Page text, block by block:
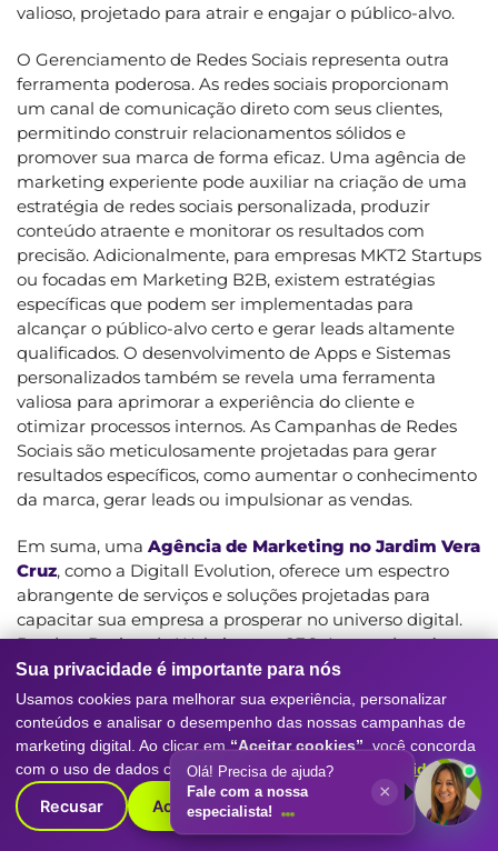
valioso, projetado para atrair e engajar o público-alvo.
O Gerenciamento de Redes Sociais representa outra
ferramenta poderosa. As redes sociais proporcionam
um canal de comunicação direto com seus clientes,
permitindo construir relacionamentos sólidos e
promover sua marca de forma eficaz. Uma agência de
marketing experiente pode auxiliar na criação de uma
estratégia de redes sociais personalizada, produzir
conteúdo atraente e monitorar os resultados com
precisão. Adicionalmente, para empresas MKT2 Startups
ou focadas em Marketing B2B, existem estratégias
específicas que podem ser implementadas para
alcançar o público-alvo certo e gerar leads altamente
qualificados. O desenvolvimento de Apps e Sistemas
personalizados também se revela uma ferramenta
valiosa para aprimorar a experiência do cliente e
otimizar processos internos. As Campanhas de Redes
Sociais são meticulosamente projetadas para gerar
resultados específicos, como aumentar o conhecimento
da marca, gerar leads ou impulsionar as vendas.
Em suma, uma Agência de Marketing no Jardim Vera
Cruz, como a Digitall Evolution, oferece um espectro
abrangente de serviços e soluções projetadas para
capacitar sua empresa a prosperar no universo digital.
Desde o Design de Websites e o SEO Avançado até o
Inbound Marketing e o Gerenciamento de Redes
Sociais, possuímos as ferramentas e a expertise
necessárias para impulsionar seu negócio rumo ao
sucesso. Não permita que o tempo e as oportunidades
escorram por entre seus dedos. Entre em contato com a
Digitall Evolution hoje mesmo e descubra como
podemos revolucionar sua presença online e atrair um
fluxo constante de novos clientes para o seu negócio! A
Sua privacidade é importante para nós
Usamos cookies para melhorar sua experiência, personalizar
conteúdos e analisar o desempenho das nossas campanhas de
marketing digital. Ao clicar em “Aceitar cookies” , você concorda
com o uso de dados conforme nossaPolítica de Privacidade.
Recusar Aceitar cookies
Olá! Precisa de ajuda?
Fale com a nossa
especialista!
×